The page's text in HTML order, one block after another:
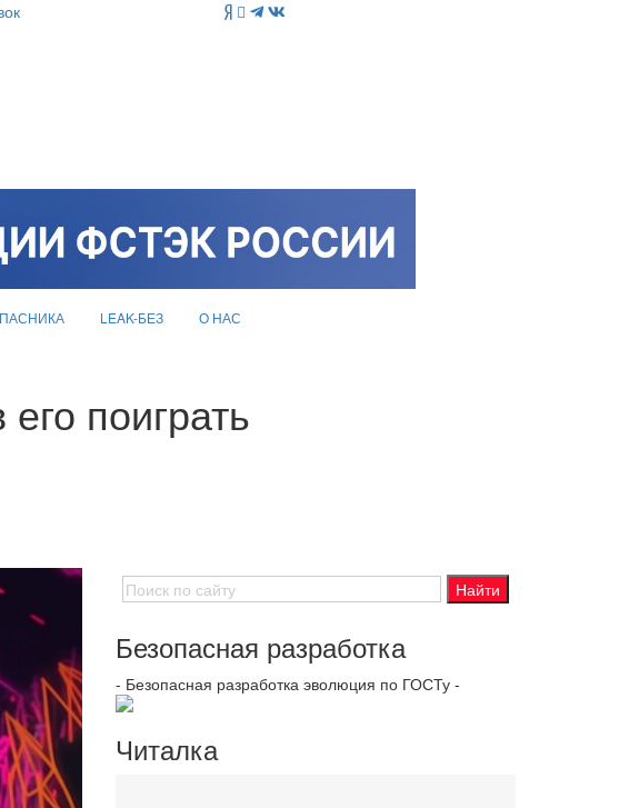
LEAK-БЕЗ О НАС
поиграть
Безопасная разработка
- Безопасная разработка эволюция по ГОСТу -
Читалка